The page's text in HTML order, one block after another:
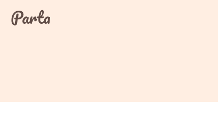
contentParta